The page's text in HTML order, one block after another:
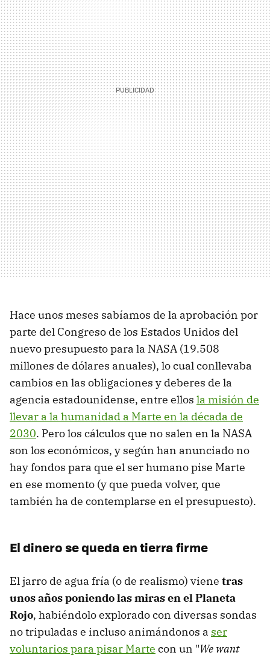
Hace unos meses sabíamos de la aprobación por
parte del Congreso de los Estados Unidos del
nuevo presupuesto para la NASA (19.508
millones de dólares anuales), lo cual conllevaba
cambios en las obligaciones y deberes de la
agencia estadounidense, entre ellos la misión de
llevar a la humanidad a Marte en la década de
2030. Pero los cálculos que no salen en la NASA
son los económicos, y según han anunciado no
hay fondos para que el ser humano pise Marte
en ese momento (y que pueda volver, que
también ha de contemplarse en el presupuesto).
El dinero se queda en tierra firme
El jarro de agua fría (o de realismo) viene tras
unos años poniendo las miras en el Planeta
Rojo, habiéndolo explorado con diversas sondas
no tripuladas e incluso animándonos a ser
voluntarios para pisar Marte con un "We want